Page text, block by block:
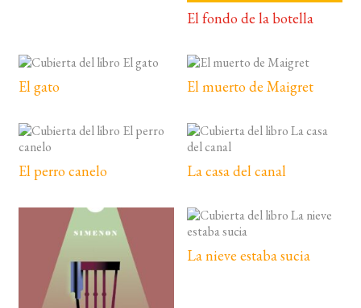
El fondo de la botella
El gato El muerto de Maigret
El perro canelo La casa del canal
La nieve estaba sucia